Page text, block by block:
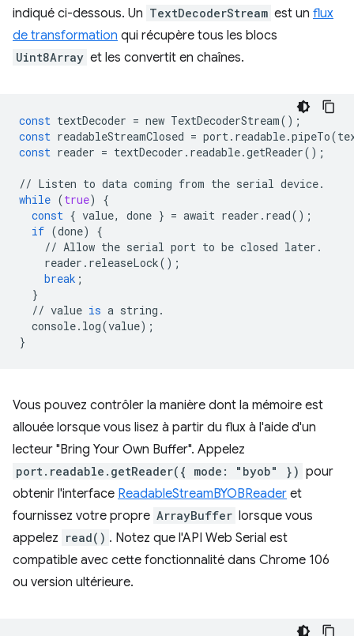
indiqué ci-dessous. Un TextDecoderStream est un flux
de transformation qui récupère tous les blocs
Uint8Array et les convertit en chaînes.
const textDecoder = new TextDecoderStream();
const readableStreamClosed = port. readable.pipeTo(
const reader = textDecoder . readable.getReader();
// Listen to data coming from the serial device.
while (true)
{
const { value, done } = await reader . read();
if (done)
{
// Allow the serial port to be closed later .
reader . releaseLock();
break ;
}
// value is a string .
console. log(value);
}
Vous pouvez contrôler la manière dont la mémoire est
allouée lorsque vous lisez à partir du flux à l'aide d'un
lecteur "Bring Your Own Buffer". Appelez
port.readable.getReader({ mode: "byob" }) pour
obtenir l'interface ReadableStreamBYOBReader et
fournissez votre propre ArrayBuffer lorsque vous
appelez read() . Notez que l'API Web Serial est
compatible avec cette fonctionnalité dans Chrome 106
ou version ultérieure.